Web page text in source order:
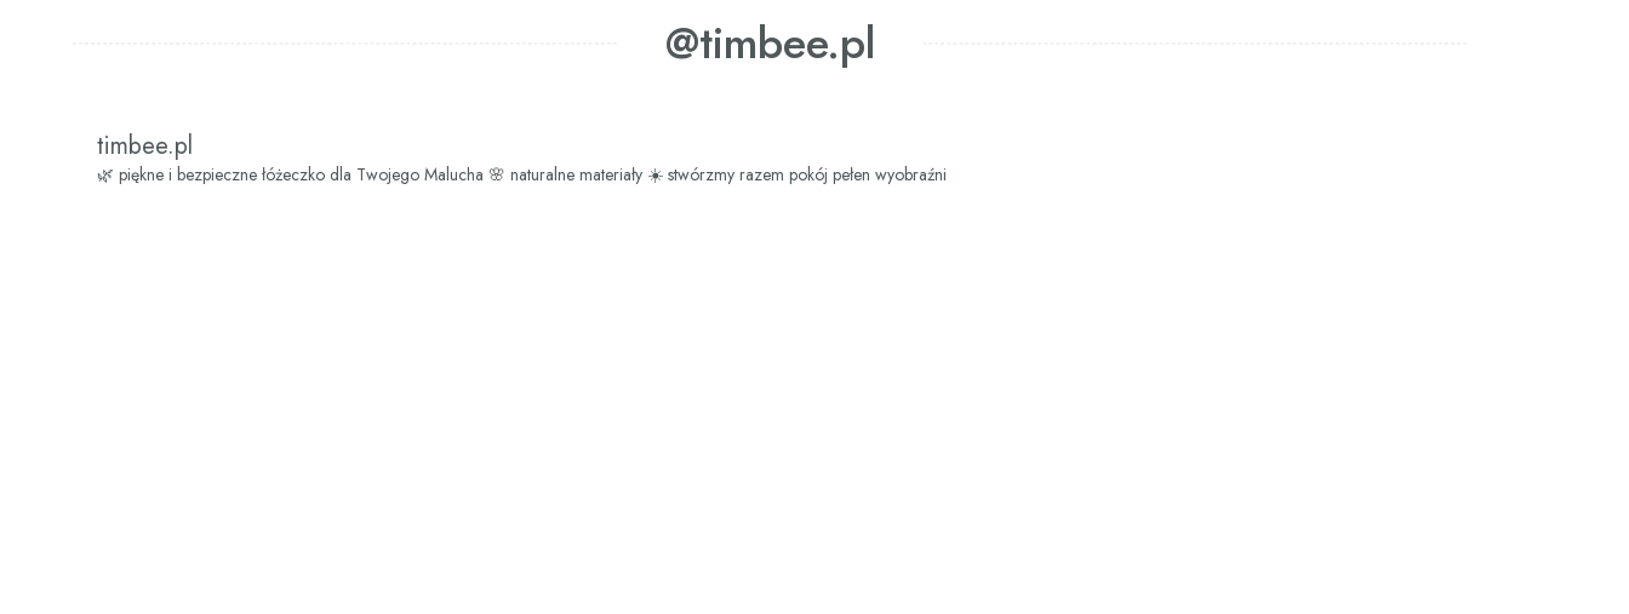
@timbee.pl
timbee.pl
🌿 piękne i bezpieczne łóżeczko dla Twojego Malucha 🌸 naturalne materiały ☀️ stwórzmy razem pokój pełen wyobraźni